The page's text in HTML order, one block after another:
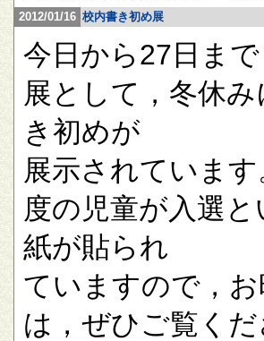
2012/01/16 校内書き初め展
今日から27日ま
展として，冬休
き初めが
展示されていま
度の児童が入選
紙が貼られ
ていますので，
は，ぜひご覧くだ